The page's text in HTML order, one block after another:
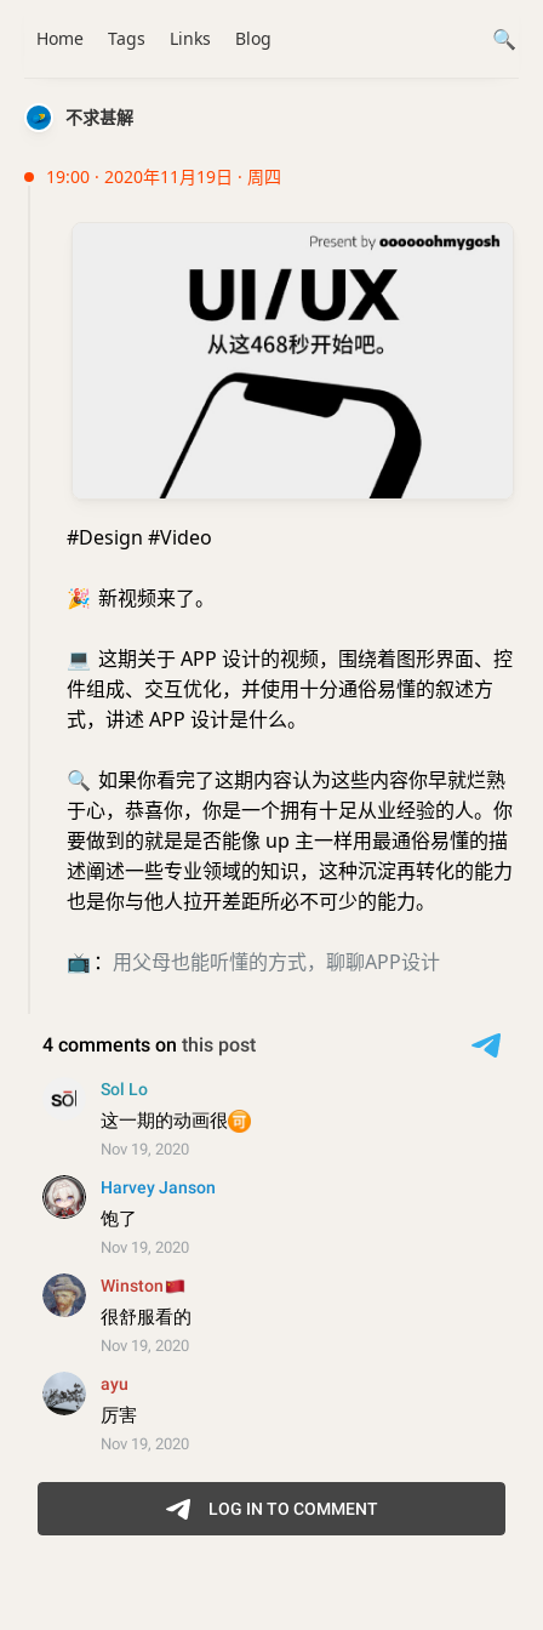
不求甚解
19:00 · 2020年11月19日 · 周四
#Design #Video
🎉 新视频来了。
💻 这期关于 APP 设计的视频，围绕着图形界面、控
件组成、交互优化，并使用十分通俗易懂的叙述方
式，讲述 APP 设计是什么。
🔍 如果你看完了这期内容认为这些内容你早就烂熟
于心，恭喜你，你是一个拥有十足从业经验的人。你
要做到的就是是否能像 up 主一样用最通俗易懂的描
述阐述一些专业领域的知识，这种沉淀再转化的能力
也是你与他人拉开差距所必不可少的能力。
📺 ： 用父母也能听懂的方式， 聊聊APP设计
Home Tags Links Blog